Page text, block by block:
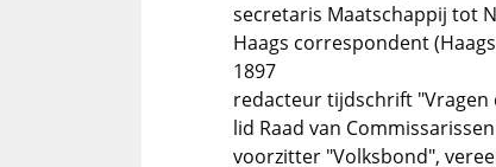
secretaris Maatschappij tot
Haags correspondent
1897
redacteur tijdschrift "Vragen
lid Raad van
voorzitter "Volksbond",